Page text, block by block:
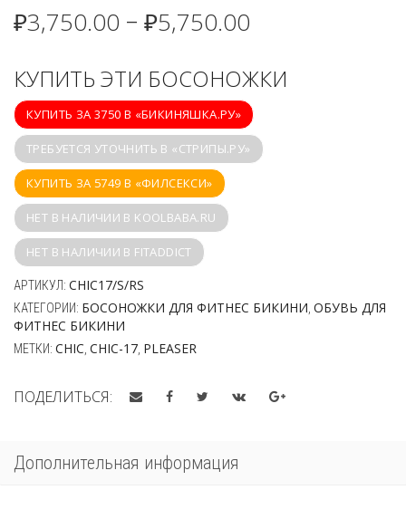
₽3,750.00 – ₽5,750.00
КУПИТЬ ЭТИ БОСОНОЖКИ
КУПИТЬ ЗА 3750 В «БИКИНЯШКА.РУ»
ТРЕБУЕТСЯ УТОЧНИТЬ В «СТРИПЫ.РУ»
КУПИТЬ ЗА 5749 В «ФИЛСЕКСИ»
НЕТ В НАЛИЧИИ В KOOLBABA.RU
НЕТ В НАЛИЧИИ В FITADDICT
АРТИКУЛ: CHIC17/S/RS
КАТЕГОРИИ: БОСОНОЖКИ ДЛЯ ФИТНЕС БИКИНИ ОБУВЬ ДЛЯ
ФИТНЕС БИКИНИ
МЕТКИ: CHIC CHIC-17 PLEASER
ПОДЕЛИТЬСЯ:
Дополнительная информация